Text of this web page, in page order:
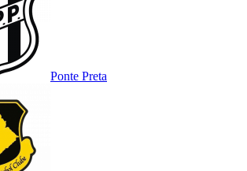
Ponte Preta